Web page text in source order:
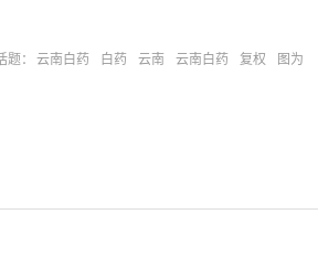
题： 云南白药 白药 云南 云南白药 复权 图为